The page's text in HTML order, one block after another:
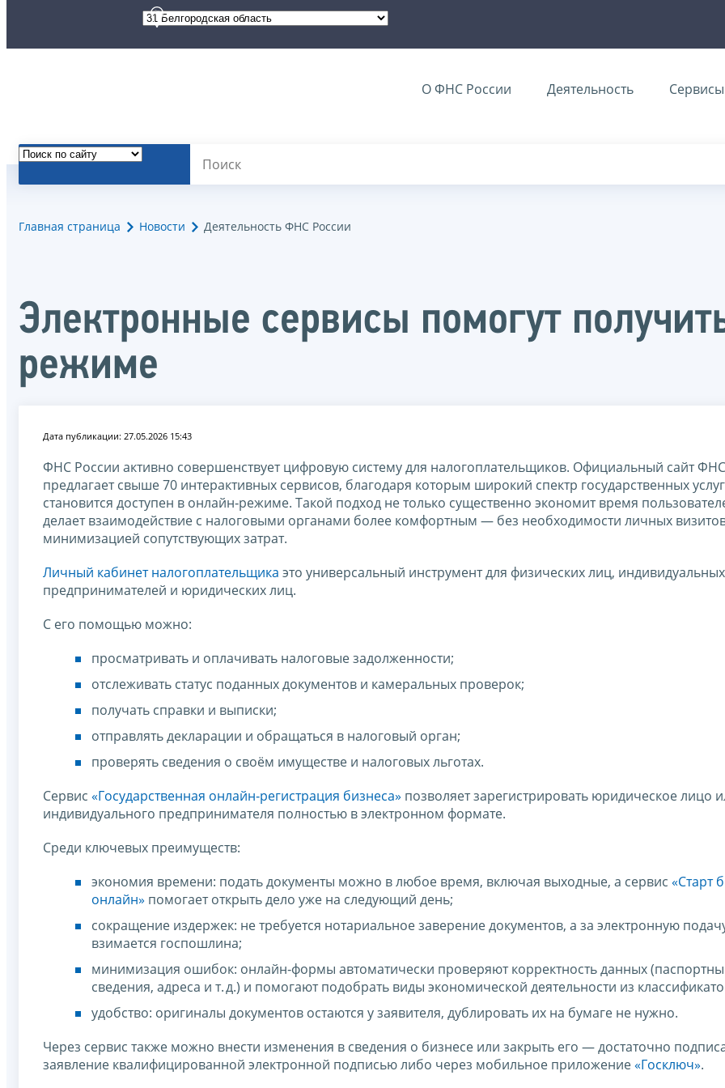
О ФНС России Деятельность Сервисы
Главная страница Новости Деятельность ФНС России
Электронные сервисы помогут
режиме
Дата публикации: 27.05.2026 15:43
ФНС России активно совершенствует цифровую систему для налогоплательщиков. Официальный сайт ФНС
предлагает свыше 70 интерактивных сервисов, благодаря которым широкий спектр государственных услуг
становится доступен в онлайн‑режиме. Такой подход не только существенно экономит время
делает взаимодействие с налоговыми органами более комфортным — без необходимости личных
минимизацией сопутствующих затрат.
Личный кабинет налогоплательщика это универсальный инструмент для физических лиц, индивидуальных
предпринимателей и юридических лиц.
С его помощью можно:
просматривать и оплачивать налоговые задолженности;
отслеживать статус поданных документов и камеральных проверок;
получать справки и выписки;
отправлять декларации и обращаться в налоговый орган;
проверять сведения о своём имуществе и налоговых льготах.
Сервис «Государственная онлайн‑регистрация бизнеса» позволяет зарегистрировать юридическое лицо
индивидуального предпринимателя полностью в электронном формате.
Среди ключевых преимуществ:
экономия времени: подать документы можно в любое время, включая выходные, а сервис «Старт
онлайн» помогает открыть дело уже на следующий день;
сокращение издержек: не требуется нотариальное заверение документов, а за электронную
взимается госпошлина;
минимизация ошибок: онлайн‑формы автоматически проверяют корректность данных
сведения, адреса и т. д.) и помогают подобрать виды экономической деятельности из
удобство: оригиналы документов остаются у заявителя, дублировать их на бумаге не нужно.
Через сервис также можно внести изменения в сведения о бизнесе или закрыть его — достаточно
заявление квалифицированной электронной подписью либо через мобильное приложение«Госключ».